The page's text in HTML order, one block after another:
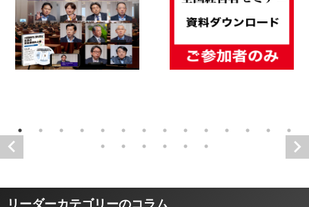
リーダーカテゴリーのコラム